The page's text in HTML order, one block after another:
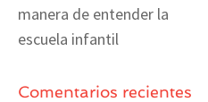
manera de entender la
escuela infantil
Comentarios recientes